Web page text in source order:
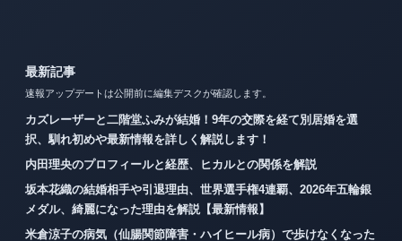
最新記事
速報アップデートは公開前に編集デスクが確認します。
カズレーザーと二階堂ふみが結婚！9年の交際を経て別居婚を選
択、馴れ初めや最新情報を詳しく解説します！
内田理央のプロフィールと経歴、ヒカルとの関係を解説
坂本花織の結婚相手や引退理由、世界選手権4連覇、2026年五輪銀
メダル、綺麗になった理由を解説【最新情報】
米倉涼子の病気（仙腸関節障害・ハイヒール病）で歩けなくなった